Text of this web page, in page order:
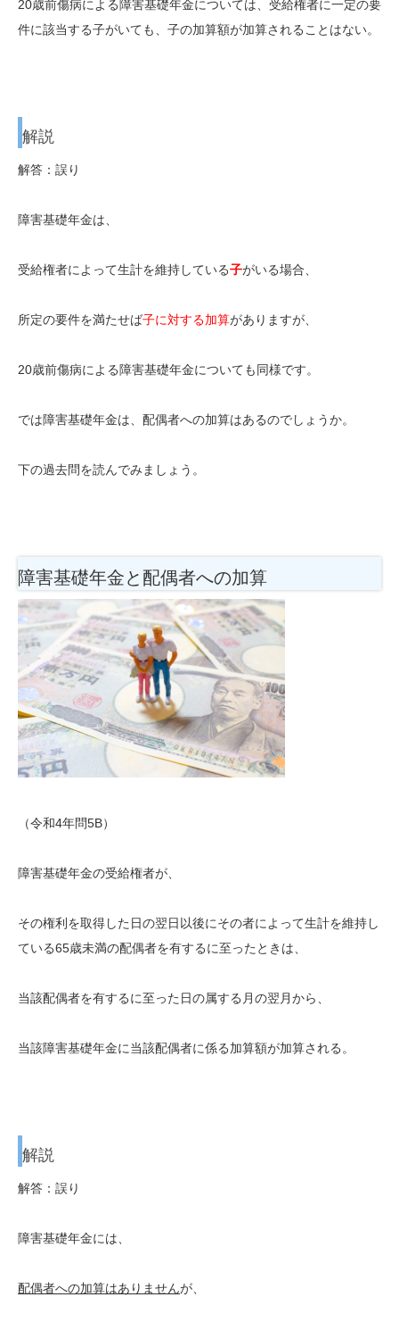
20歳前傷病による障害基礎年金については、受給権者に一定の要
件に該当する子がいても、子の加算額が加算されることはない。
解説
解答：誤り
障害基礎年金は、
受給権者によって生計を維持している子がいる場合、
所定の要件を満たせば子に対する加算がありますが、
20歳前傷病による障害基礎年金についても同様です。
では障害基礎年金は、配偶者への加算はあるのでしょうか。
下の過去問を読んでみましょう。
障害基礎年金と配偶者への加算
（令和4年問5B）
障害基礎年金の受給権者が、
その権利を取得した日の翌日以後にその者によって生計を維持し
ている65歳未満の配偶者を有するに至ったときは、
当該配偶者を有するに至った日の属する月の翌月から、
当該障害基礎年金に当該配偶者に係る加算額が加算される。
解説
解答：誤り
障害基礎年金には、
配偶者への加算はありませんが、